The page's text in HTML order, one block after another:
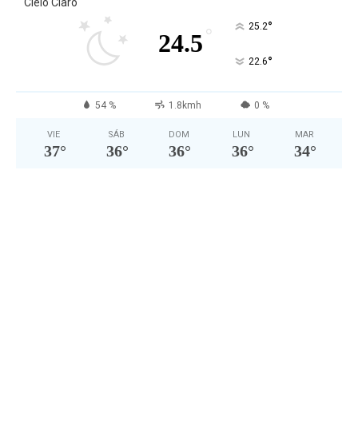
24.5 ° 25.2°
22.6°
54 % 1.8kmh 0 %
VIE
37°
SÁB
36°
DOM
36°
LUN
36°
MAR
34°